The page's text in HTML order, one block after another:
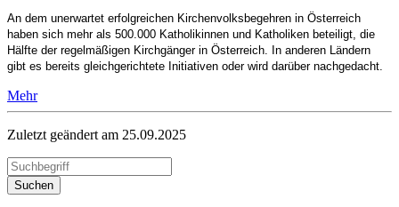
An dem unerwartet erfolgreichen Kirchenvolksbegehren in Österreich
haben sich mehr als 500.000 Katholikinnen und Katholiken beteiligt, die
Hälfte der regelmäßigen Kirchgänger in Österreich. In anderen Ländern
gibt es bereits gleichgerichtete Initiativen oder wird darüber nachgedacht.
Mehr
Zuletzt geändert am 25­.09.2025
Suchen